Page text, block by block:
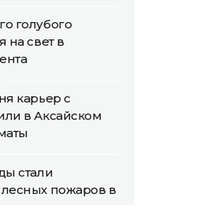
голубого
на свет в
карьер с
в Аксайском
стали
пожаров в